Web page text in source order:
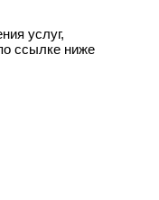
услуг,
ссылке ниже